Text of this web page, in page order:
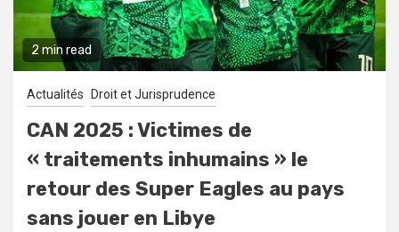
2 min read
Actualités Droit et Jurisprudence
CAN 2025 : Victimes de
« traitements inhumains » le
retour des Super Eagles au pays
sans jouer en Libye